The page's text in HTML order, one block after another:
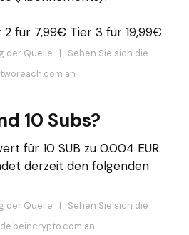
2 für 7,99€ Tier 3 für 19,99€
der Quelle | Sehen Sie sich die
an
10 Subs?
für 10 SUB zu 0.004 EUR.
derzeit den folgenden
der Quelle | Sehen Sie sich die
an